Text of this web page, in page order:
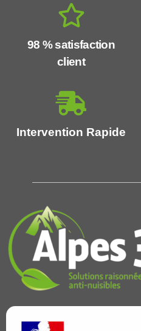
98 % satisfaction
client
Intervention Rapide